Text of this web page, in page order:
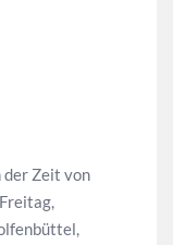
der Zeit von